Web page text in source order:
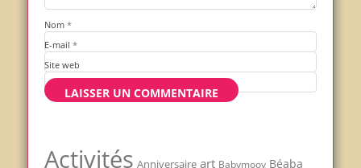
Nom *
E-mail *
Site web
Activités Anniversaire art Babymoov Béaba